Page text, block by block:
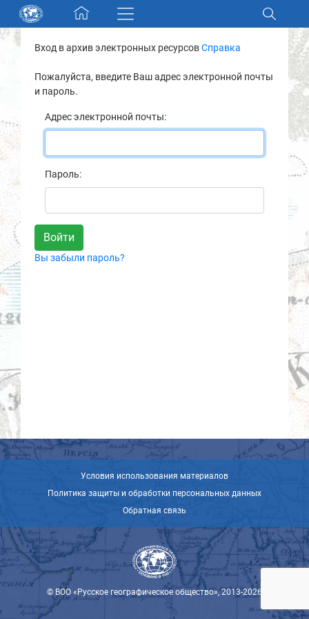
Skip navigation
Разделы и коллекции
Электронный каталог
Новости
О нас
Контакты
Партнеры
Вход в архив электронных ресурсовСправка
Пожалуйста, введите Ваш адрес электронной почты
и пароль.
Адрес электронной почты:
Пароль:
Вы забыли пароль?
Условия использования материалов
Политика защиты и обработки персональных данных
Обратная связь
© ВОО «Русское географическое общество», 2013-2026